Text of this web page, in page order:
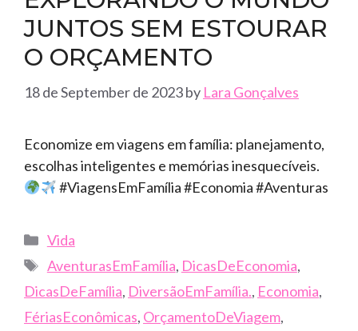
JUNTOS SEM ESTOURAR
O ORÇAMENTO
18 de September de 2023by Lara Gonçalves
Economize em viagens em família: planejamento,
escolhas inteligentes e memórias inesquecíveis.
#ViagensEmFamília #Economia #Aventuras
Categories
Vida
Tags
AventurasEmFamília, DicasDeEconomia,
DicasDeFamília, DiversãoEmFamília., Economia,
FériasEconômicas, OrçamentoDeViagem,